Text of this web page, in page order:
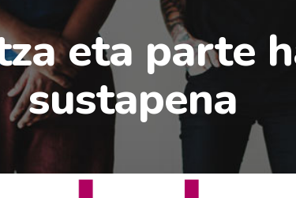
eta parte
sustapena